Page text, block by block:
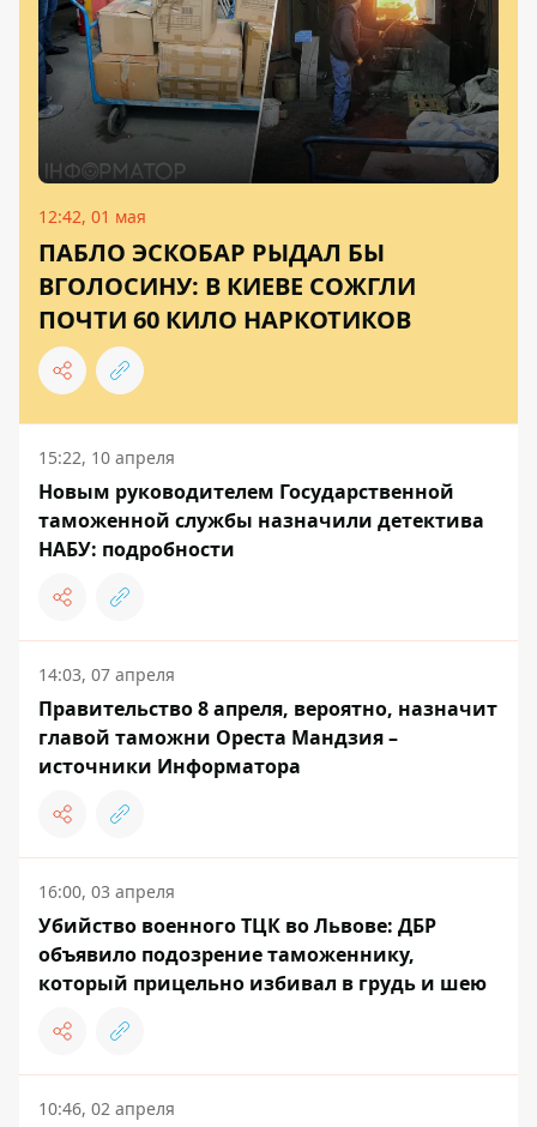
12:42, 01 мая
ПАБЛО ЭСКОБАР РЫДАЛ БЫ
ВГОЛОСИНУ: В КИЕВЕ СОЖГЛИ
ПОЧТИ 60 КИЛО НАРКОТИКОВ
15:22, 10 апреля
Новым руководителем Государственной
таможенной службы назначили детектива
НАБУ: подробности
14:03, 07 апреля
Правительство 8 апреля, вероятно, назначит
главой таможни Ореста Мандзия –
источники Информатора
16:00, 03 апреля
Убийство военного ТЦК во Львове: ДБР
объявило подозрение таможеннику,
который прицельно избивал в грудь и шею
10:46, 02 апреля